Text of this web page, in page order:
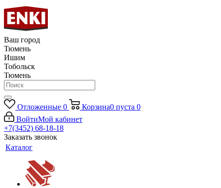
Ваш город
Тюмень
Ишим
Тобольск
Тюмень
Отложенные 0 Корзина0 пуста 0
ВойтиМой кабинет
+7(3452) 68-18-18
Заказать звонок
Каталог